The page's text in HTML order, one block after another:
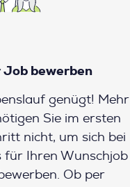
Job bewerben
genügt! Mehr
Sie im ersten
nicht, um sich bei
für Ihren Wunschjob
Ob per